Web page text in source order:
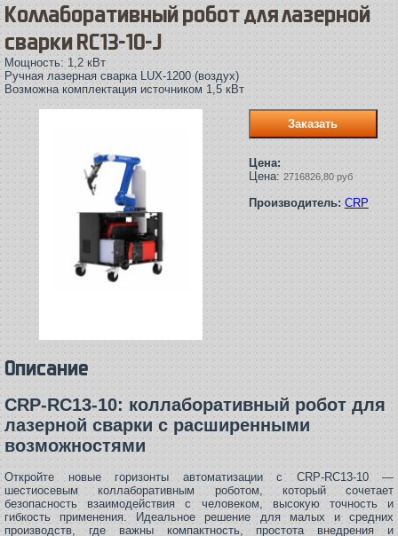
Коллаборативный робот для лазерной
сварки RC13-10-J
Мощность: 1,2 кВт
Ручная лазерная сварка LUX-1200 (воздух)
Возможна комплектация источником 1,5 кВт
Цена:
Цена: 2716826,80 руб
Производитель: CRP
Описание
CRP‑RC13‑10: коллаборативный робот для
лазерной сварки с расширенными
возможностями
Откройте новые горизонты автоматизации с CRP‑RC13‑10 —
шестиосевым коллаборативным роботом, который сочетает
безопасность взаимодействия с человеком, высокую точность и
гибкость применения. Идеальное решение для малых и средних
производств, где важны компактность, простота внедрения и